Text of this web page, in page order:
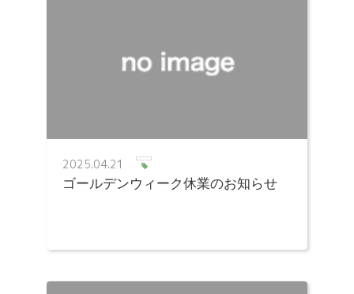
2025.04.21
ゴールデンウィーク休業のお知らせ